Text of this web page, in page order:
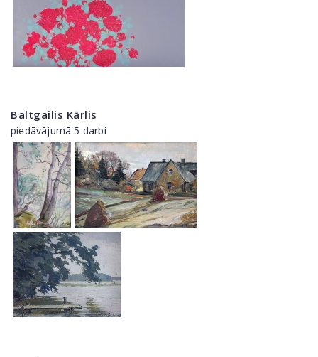
Baltgailis Kārlis
piedāvājumā 5 darbi